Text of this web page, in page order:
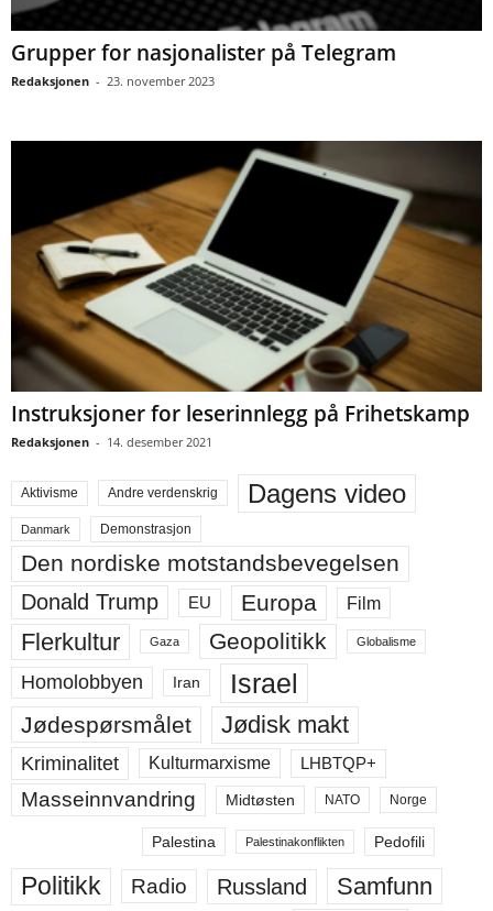
Grupper for nasjonalister på Telegram
Redaksjonen - 23. november 2023
Instruksjoner for leserinnlegg på Frihetskamp
Redaksjonen - 14. desember 2021
Aktivisme Andre verdenskrig Dagens video
Danmark Demonstrasjon
Den nordiske motstandsbevegelsen
Donald Trump EU Europa Film
Flerkultur Gaza Geopolitikk Globalisme
Homolobbyen Iran Israel
Jødespørsmålet Jødisk makt
Kriminalitet Kulturmarxisme LHBTQP+
Masseinnvandring Midtøsten NATO Norge
Palestina Palestinakonflikten Pedofili
Politikk Radio Russland Samfunn